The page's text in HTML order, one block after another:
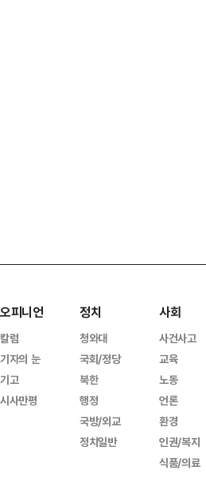
오피니언
칼럼
기자의 눈
기고
시사만평
정치
청와대
국회/정당
북한
행정
국방/외교
정치일반
사회
사건사고
교육
노동
언론
환경
인권/복지
식품/의료